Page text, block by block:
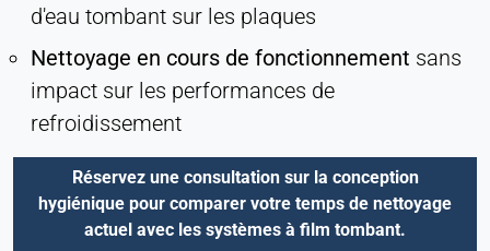
d'eau tombant sur les plaques
Nettoyage en cours de fonctionnement sans
impact sur les performances de
refroidissement
Réservez une consultation sur la conception
hygiénique pour comparer votre temps de nettoyage
actuel avec les systèmes à film tombant.